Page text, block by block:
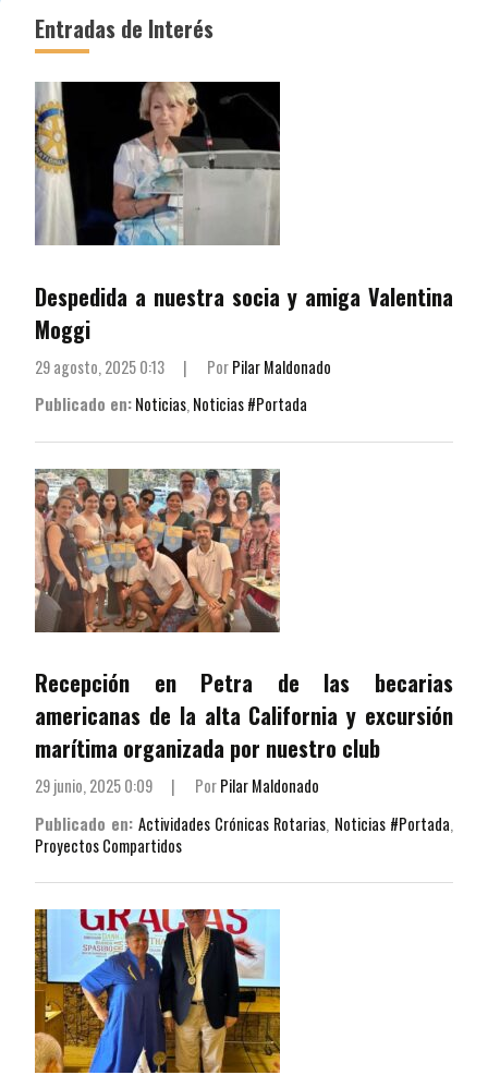
Entradas de Interés
Despedida a nuestra socia y amiga Valentina
Moggi
29 agosto, 2025 0:13 | PorPilar Maldonado
Publicado en:Noticias,Noticias #Portada
Recepción en Petra de las becarias
americanas de la alta California y excursión
marítima organizada por nuestro club
29 junio, 2025 0:09 | PorPilar Maldonado
Publicado en: Actividades Crónicas Rotarias, Noticias #Portada,
Proyectos Compartidos